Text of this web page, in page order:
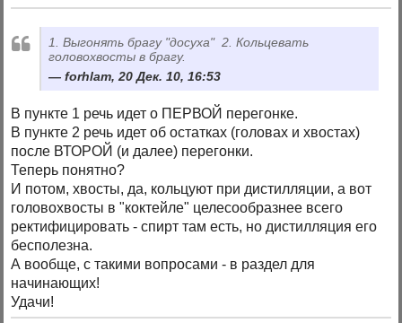
1. Выгонять брагу "досуха" 2. Кольцевать
головохвосты в брагу.
forhlam, 20 Дек. 10, 16:53
В пункте 1 речь идет о ПЕРВОЙ перегонке.
В пункте 2 речь идет об остатках (головах и хвостах)
после ВТОРОЙ (и далее) перегонки.
Теперь понятно?
И потом, хвосты, да, кольцуют при дистилляции, а вот
головохвосты в "коктейле" целесообразнее всего
ректифицировать - спирт там есть, но дистилляция его
бесполезна.
А вообще, с такими вопросами - в раздел для
начинающих!
Удачи!